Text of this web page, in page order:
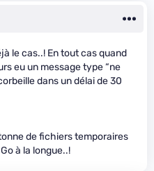
le cas..! En tout cas quand
eu un message type “ne
dans un délai de 30
de fichiers temporaires
à la longue..!